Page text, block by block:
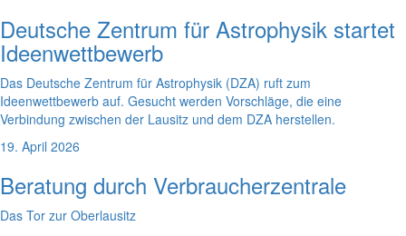
Deutsche Zentrum für Astrophysik startet
Ideenwettbewerb
Das Deutsche Zentrum für Astrophysik (DZA) ruft zum
Ideenwettbewerb auf. Gesucht werden Vorschläge, die eine
Verbindung zwischen der Lausitz und dem DZA herstellen.
19. April 2026
Beratung durch Verbraucherzentrale
Das Tor zur Oberlausitz